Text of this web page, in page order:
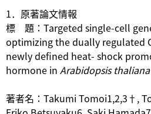
1．原著論文情報
標 題：Targeted single-cell
optimizing the dually regulated
newly defined heat- shock
hormone in Arabidopsis thaliana
著者名：Takumi Tomoi1,2,3†,